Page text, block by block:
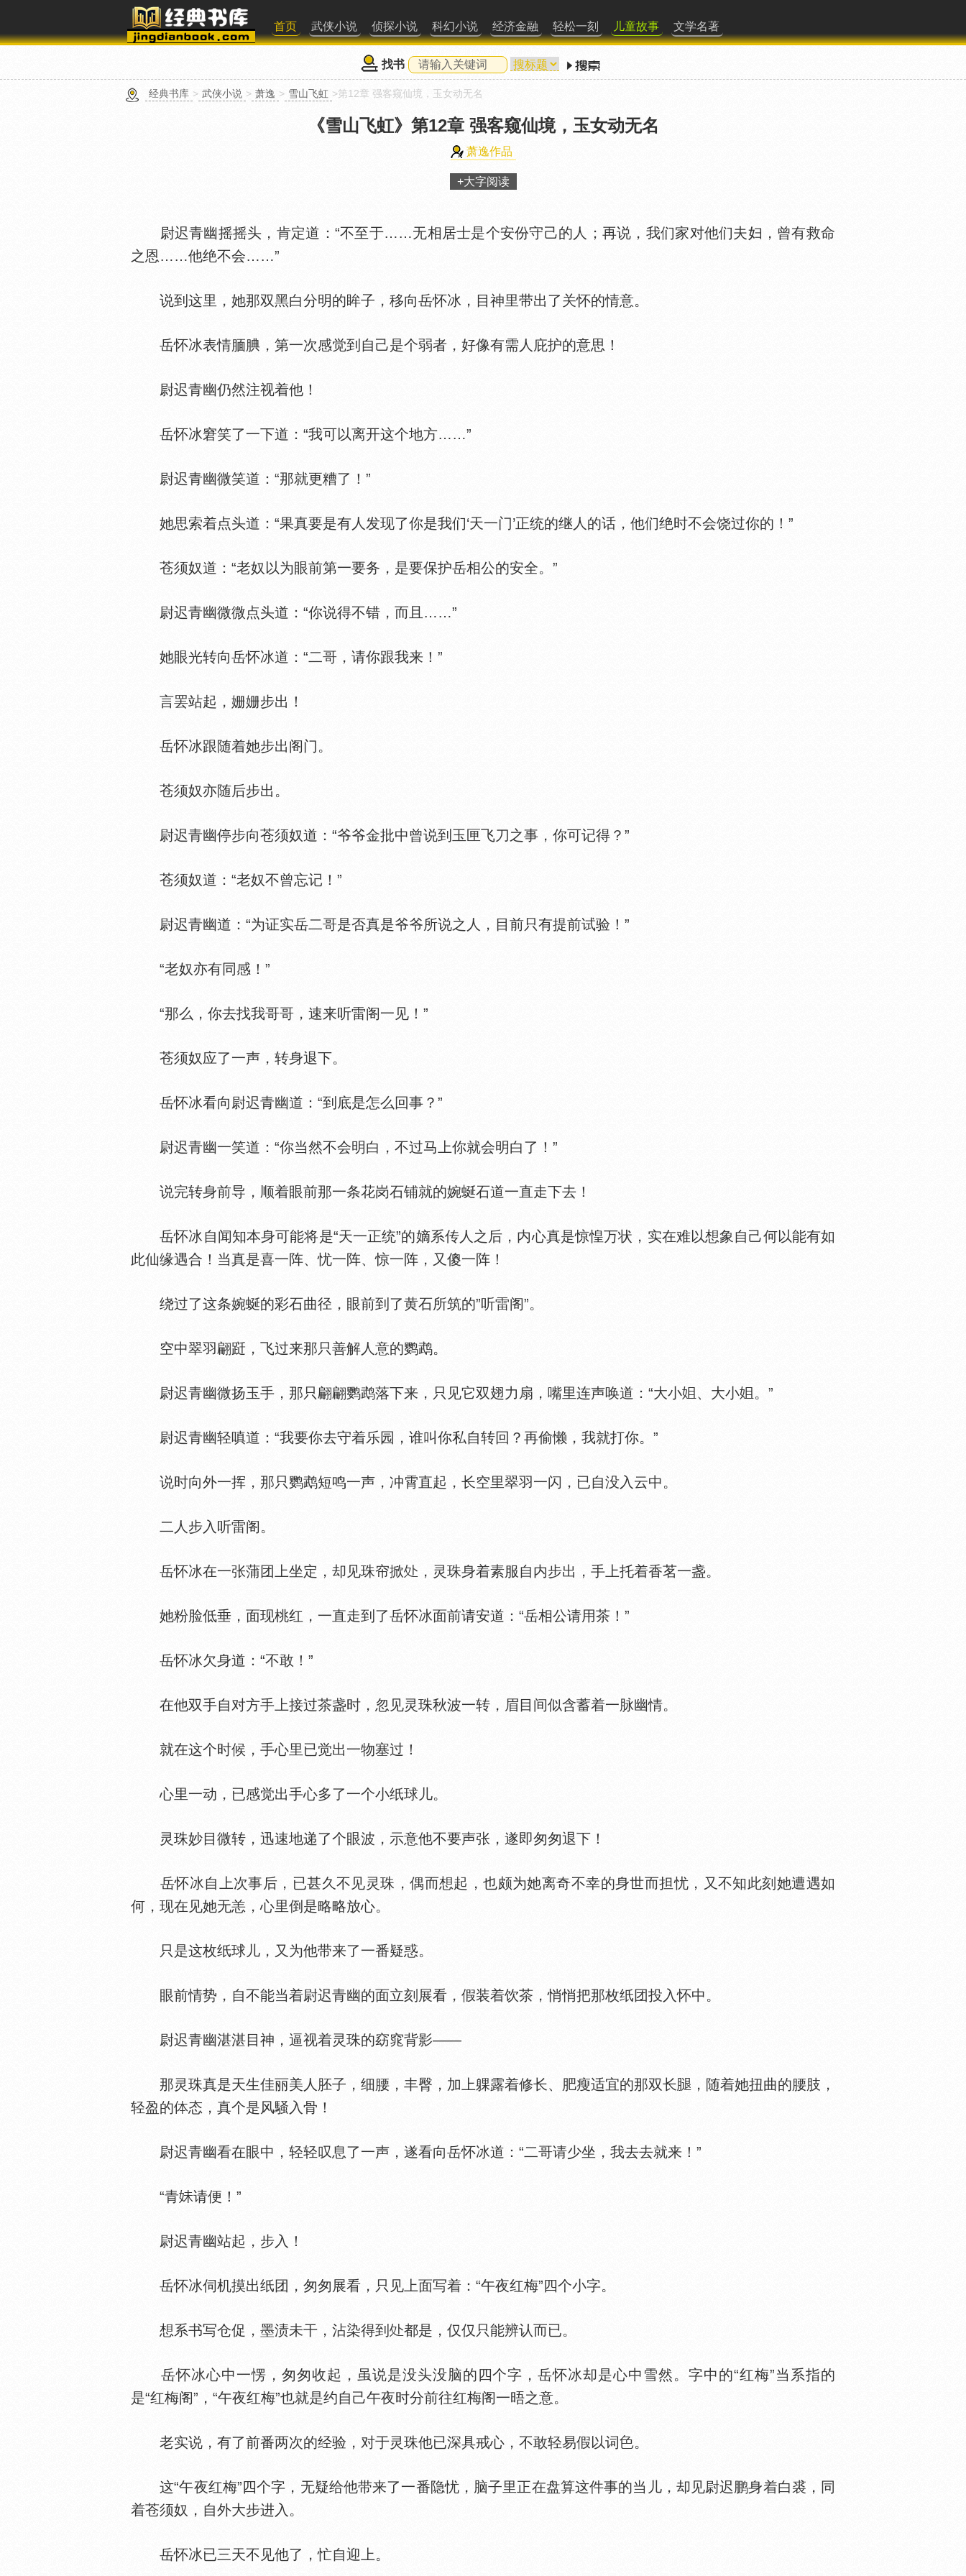
首页 武侠小说 侦探小说 科幻小说 经济金融 轻松一刻 儿童故事 文学名著
找书
经典书库 > 武侠小说 > 萧逸 > 雪山飞虹 >第12章 强客窥仙境，玉女动无名
《雪山飞虹》 第12章 强客窥仙境，玉女动无名
萧逸作品
+大字阅读
尉迟青幽摇摇头，肯定道：“不至于……无相居士是个安份守己的人；再说，我们家对他们夫妇，曾有救命
之恩……他绝不会……”
说到这里，她那双黑白分明的眸子，移向岳怀冰，目神里带出了关怀的情意。
岳怀冰表情腼腆，第一次感觉到自己是个弱者，好像有需人庇护的意思！
尉迟青幽仍然注视着他！
岳怀冰窘笑了一下道：“我可以离开这个地方……”
尉迟青幽微笑道：“那就更糟了！”
她思索着点头道：“果真要是有人发现了你是我们‘天一门’正统的继人的话，他们绝时不会饶过你的！”
苍须奴道：“老奴以为眼前第一要务，是要保护岳相公的安全。”
尉迟青幽微微点头道：“你说得不错，而且……”
她眼光转向岳怀冰道：“二哥，请你跟我来！”
言罢站起，姗姗步出！
岳怀冰跟随着她步出阁门。
苍须奴亦随后步出。
尉迟青幽停步向苍须奴道：“爷爷金批中曾说到玉匣飞刀之事，你可记得？”
苍须奴道：“老奴不曾忘记！”
尉迟青幽道：“为证实岳二哥是否真是爷爷所说之人，目前只有提前试验！”
“老奴亦有同感！”
“那么，你去找我哥哥，速来听雷阁一见！”
苍须奴应了一声，转身退下。
岳怀冰看向尉迟青幽道：“到底是怎么回事？”
尉迟青幽一笑道：“你当然不会明白，不过马上你就会明白了！”
说完转身前导，顺着眼前那一条花岗石铺就的婉蜒石道一直走下去！
岳怀冰自闻知本身可能将是“天一正统”的嫡系传人之后，内心真是惊惶万状，实在难以想象自己何以能有如
此仙缘遇合！当真是喜一阵、忧一阵、惊一阵，又傻一阵！
绕过了这条婉蜒的彩石曲径，眼前到了黄石所筑的”听雷阁”。
空中翠羽翩跹，飞过来那只善解人意的鹦鹉。
尉迟青幽微扬玉手，那只翩翩鹦鹉落下来，只见它双翅力扇，嘴里连声唤道：“大小 、大小 。”
尉迟青幽轻嗔道：“我要你去守着乐园，谁叫你私自转回？再偷懒，我就打你。”
说时向外一挥，那只鹦鹉短鸣一声，冲霄直起，长空里翠羽一闪，已自没入云中。
二人步入听雷阁。
岳怀冰在一张蒲团上坐定，却见珠帘掀 ，灵珠身着素服自内步出，手上托着香茗一盏。
她粉脸低垂，面现桃红，一直走到了岳怀冰面前请安道：“岳相公请用茶！”
岳怀冰欠身道：“不敢！”
在他双手自对方手上接过茶盏时，忽见灵珠秋波一转，眉目间似含蓄着一脉幽情。
就在这个时候，手心里已觉出一物塞过！
心里一动，已感觉出手心多了一个小纸球儿。
灵珠妙目微转，迅速地递了个眼波，示意他不要声张，遂即匆匆退下！
岳怀冰自上次事后，已甚久不见灵珠，偶而想起，也颇为她离奇不幸的身世而担忧，又不知此刻她遭遇如
何，现在见她无恙，心里倒是略略放心。
只是这枚纸球儿，又为他带来了一番疑惑。
眼前情势，自不能当着尉迟青幽的面立刻展看，假装着饮茶，悄悄把那枚纸团投入怀中。
尉迟青幽湛湛目神，逼视着灵珠的窈窕背影——
那灵珠真是天生佳丽美人胚子，细腰，丰臀，加上躶露着修长、肥瘦适宜的那双长
，随着她扭曲的腰肢，
轻盈的
态，真个是风騒入骨！
尉迟青幽看在眼中，轻轻叹息了一声，遂看向岳怀冰道：“二哥请少坐，我去去就来！”
“青 请便！”
尉迟青幽站起，步入！
岳怀冰伺机摸出纸团，匆匆展看，只见上面写着：“午夜红梅”四个小字。
想系书写仓促，墨渍未干，沾染得到 都是，仅仅只能辨认而已。
岳怀冰心中一愣，匆匆收起，虽说是没头没脑的四个字，岳怀冰却是心中雪然。字中的“红梅”当系指的
是“红梅阁”，“午夜红梅”也就是约自己午夜时分前往红梅阁一晤之意。
老实说，有了前番两次的经验，对于灵珠他已深具戒心，不敢轻易假以词 。
这“午夜红梅”四个字，无疑给他带来了一番隐忧，脑子里正在盘算这件事的当儿，却见尉迟鹏身着白裘，同
着苍须奴，自外大步进入。
岳怀冰已三天不见他了，忙自迎上。